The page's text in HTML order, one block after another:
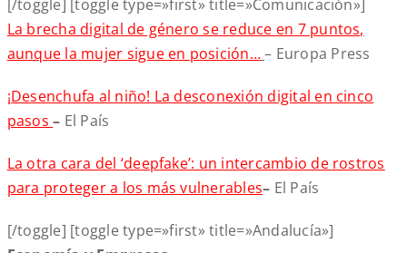
[/toggle] [toggle type=»first» title=»Comunicación»]
La brecha digital de género se reduce en 7 puntos,
aunque la mujer sigue en posición…– Europa Press
¡Desenchufa al niño! La desconexión digital en cinco
pasos– El País
La otra cara del ‘deepfake’: un intercambio de rostros
para proteger a los más vulnerables– El País
[/toggle] [toggle type=»first» title=»Andalucía»]